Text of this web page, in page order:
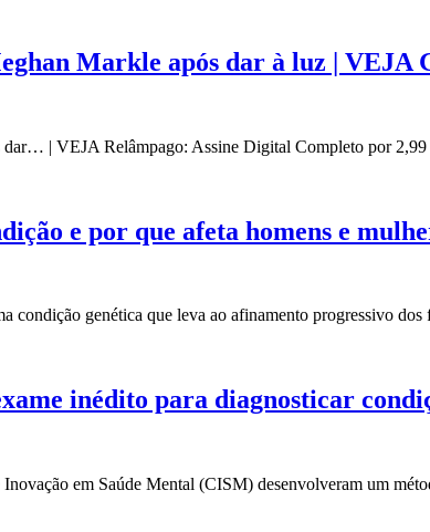
Markle após dar à luz | VEJA
dar… | VEJA Relâmpago: Assine Digital Completo por
e por que afeta homens e
condição genética que leva ao afinamento progressivo
inédito para diagnosticar
Inovação em Saúde Mental (CISM) desenvolveram um